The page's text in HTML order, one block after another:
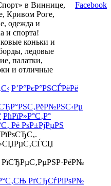
в Виннице,
Кривом Роге,
одежда и
и спорта!
коньки и
ледовые
палатки,
и отличные
Facebook
Р’Р°РєР°РЅСЃРёРё
РћРїР»Р°С‚Р°
Рё РѕР±РјРµРЅ
РґСЂСѓРіРѕР№